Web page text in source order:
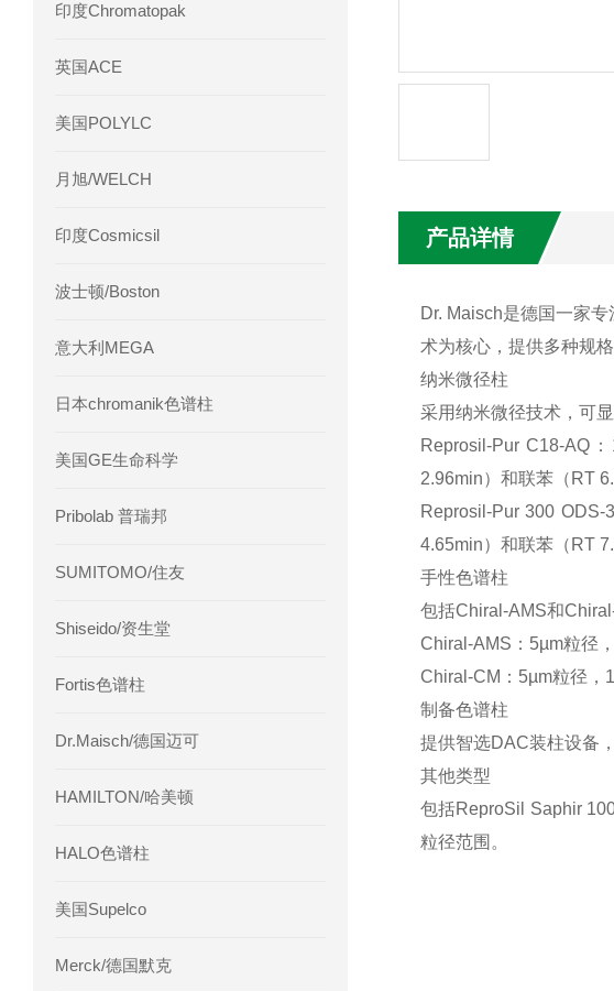
印度Chromatopak
英国ACE
美国POLYLC
月旭/WELCH
印度Cosmicsil
波士顿/Boston
意大利MEGA
日本chromanik色谱柱
美国GE生命科学
Pribolab 普瑞邦
SUMITOMO/住友
Shiseido/资生堂
Fortis色谱柱
Dr.Maisch/德国迈可
HAMILTON/哈美顿
HALO色谱柱
美国Supelco
Merck/德国默克
产品详情
Dr. Maisch是德国一家
术为核心，提供多种规
纳米微径柱
采用纳米微径技术，可
‌Reprosil-Pur C18-AQ‌
2.96min）和联苯（RT
‌Reprosil-Pur 300
4.65min）和联苯（RT
手性色谱柱
包括Chiral-AMS和
‌Chiral-AMS‌：5µm粒径
‌Chiral-CM‌：5µm粒径，
制备色谱柱
提供智选DAC装柱设备
其他类型
包括ReproSil Saphir
粒径范围。